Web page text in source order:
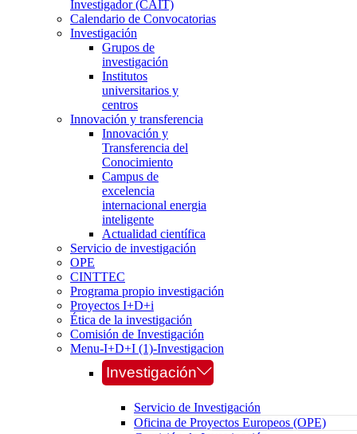
Investigador (CAIT)
Calendario de Convocatorias
Investigación
Grupos de
investigación
Institutos
universitarios y
centros
Innovación y transferencia
Innovación y
Transferencia del
Conocimiento
Campus de
excelencia
internacional energia
inteligente
Actualidad científica
Servicio de investigación
OPE
CINTTEC
Programa propio investigación
Proyectos I+D+i
Ética de la investigación
Comisión de Investigación
Menu-I+D+I (1)-Investigacion
Investigación
Servicio de Investigación
Oficina de Proyectos Europeos (OPE)